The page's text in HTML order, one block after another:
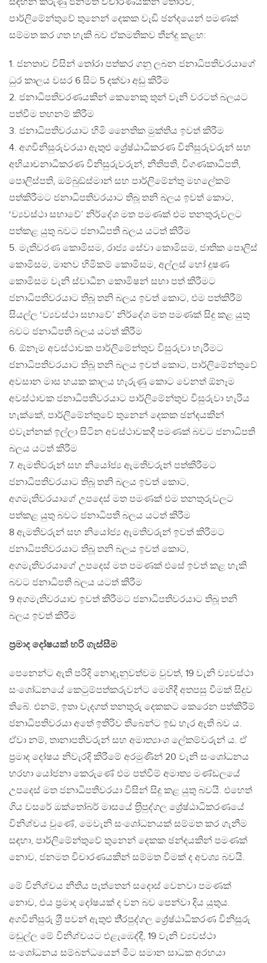
පාර්ලිමේන්තුවේ තුනෙන් දෙකක වැඩි ඡන්දයෙන් පමණක්
සම්මත කර ගත හැකි බව ඒකමතිකව තීන්දු කළහ:
1. ජනතාව විසින් තෝරා පත්කර ගනු ලබන ජනාධිපතිවරයාගේ
ධුර කාලය වසර 6 සිට 5 දක්වා අඩු කිරීම
2. ජනාධිපතිවරණයකින් කෙනෙකු තුන් වැනි වරටත් බලයට
පත්වීම තහනම් කිරීම
3. ජනාධිපතිවරයාට හිමි නෛතික මුක්තිය ඉවත් කිරීම
4. අගවිනිසුරුවරයා ඇතුළු ශ්‍රේෂ්ඨාධිකරණ විනිසුරුවරුන් සහ
අභියාචනාධිකරණ විනිසුරුවරුන්, නීතිපති, විගණකාධිපති,
පොලිස්පති, ඔම්බුඞ්ස්මාන් සහ පාර්ලිමේන්තු මහලේකම්
පත්කිරීමට ජනාධිපතිවරයාට තිබූ තනි බලය ඉවත් කොට,
‘ව්‍යවස්ථා සභාවේ’ නිර්දේශ මත පමණක් එම තනතුරුවලට
පත්කළ යුතු බවට ජනාධිපති බලය යටත් කිරීම
5. මැතිවරණ කොමිසම, රාජ්‍ය සේවා කොමිසම, ජාතික පොලිස්
කොමිසම, මානව හිමිකම් කොමිසම, අල්ලස් හෝ දූෂණ
කොමිසම වැනි ස්වාධීන කොමිෂන් සභා පත් කිරීමට
ජනාධිපතිවරයාට තිබූ තනි බලය ඉවත් කොට, එම පත්කිරීම්
සියල්ල ‘ව්‍යවස්ථා සභාවේ’ නිර්දේශ මත පමණක් සිදු කළ යුතු
බවට ජනාධිපති බලය යටත් කිරීම
6. ඕනෑම අවස්ථාවක පාර්ලිමේන්තුව විසුරුවා හැරීමට
ජනාධිපතිවරයාට තිබූ තනි බලය ඉවත් කොට, පාර්ලිමේන්තුවේ
අවසාන මාස හයක කාලය හැරුණු කොට වෙනත් ඕනෑම
අවස්ථාවක ජනාධිපතිවරයාට පාර්ලිමේන්තුව විසුරුවා හැරිය
හැක්කේ, පාර්ලිමේන්තුවේ තුනෙන් දෙකක ඡන්දයකින්
එවැන්නක් ඉල්ලා සිටින අවස්ථාවකදී පමණක් බවට ජනාධිපති
බලය යටත් කිරීම
7. ඇමතිවරුන් සහ නියෝජ්‍ය ඇමතිවරුන් පත්කිරීමට
ජනාධිපතිවරයාට තිබූ තනි බලය ඉවත් කොට,
අගමැතිවරයාගේ උපදෙස් මත පමණක් එම තනතුරුවලට
පත්කළ යුතු බවට ජනාධිපති බලය යටත් කිරීම
8 ඇමතිවරුන් සහ නියෝජ්‍ය ඇමතිවරුන් ඉවත් කිරීමට
ජනාධිපතිවරයාට තිබූ තනි බලය ඉවත් කොට,
අගමැතිවරයාගේ උපදෙස් මත පමණක් එසේ ඉවත් කළ හැකි
බවට ජනාධිපති බලය යටත් කිරීම
9 අගමැතිවරයාව ඉවත් කිරීමට ජනාධිපතිවරයාට තිබූ තනි
බලය ඉවත් කිරීම
ප‍්‍රමාද දෝෂයක් හරි ගැස්සීම
පෙනෙන්ට ඇති පරිදි නොදැනුවත්වම වුවත්, 19 වැනි ව්‍යවස්ථා
සංශෝධනයේ කෙටුම්පත්කරුවන්ට මෙහිදී අතපසු වීමක් සිදුව
තිබේ. එනම්, ඉතා වැදගත් තනතුරු දෙකකට කෙරෙන පත්කිරීම්
ජනාධිපතිවරයා අතේ ඉතිරිව තිබෙන්ට ඉඩ හැර ඇති බව ය.
ඒවා නම්, තානාපතිවරුන් සහ අමාත්‍යාංශ ලේකම්වරුන් ය. ඒ
ප‍්‍රමාද දෝෂය නිවැරදි කිරීමේ අරමුණින් 20 වැනි සංශෝධනය
හරහා යෝජනා කෙරුණේ එම පත්වීම් අමාත්‍ය මණ්ඩලයේ
උපදෙස් මත ජනාධිපතිවරයා විසින් සිදු කළ යුතු බවයි. එහෙත්
ගිය වසරේ ඔක්තෝබර් මාසයේ ත‍්‍රිපුද්ගල ශ්‍රේෂ්ඨාධිකරණයේ
විනිශ්චය වුණේ, මෙවැනි සංශෝධනයක් සම්මත කර ගැනීම
සඳහා, පාර්ලිමේන්තුවේ තුනෙන් දෙකක ඡන්දයකින් පමණක්
නොව, ජනමත විචාරණයකින් සම්මත වීමක් ද අවශ්‍ය බවයි.
මේ විනිශ්චය නීතිය පැත්තෙන් සදොස් වෙනවා පමණක්
නොව, එය ප‍්‍රමාද දෝෂයක් ද වන බව පෙන්වා දිය යුතුය.
අගවිනිසුරු ශ‍්‍රී පවන් ඇතුළු තී‍්‍රපුද්ගල ශ්‍රේෂ්ඨාධිකරණ විනිසුරු
මඬුල්ල මේ විනිශ්චයට එළැඹෙද්දී, 19 වැනි ව්‍යවස්ථා
සංශෝධනය සම්බන්ධයෙන් මීට සමාන සාධක අරභයා